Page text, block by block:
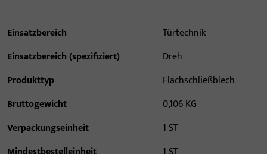
Einsatzbereich
Türtechnik
Einsatzbereich (spezifiziert)
Dreh
Produkttyp
Flachschließblech
Bruttogewicht
0,106 KG
Verpackungseinheit
1 ST